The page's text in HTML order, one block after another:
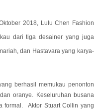
2018, Lulu Chen Fashion
dari tiga desainer yang juga
dan Hastavara yang karya-
berhasil memukau penonton
oranye. Keseluruhan busana
formal. Aktor Stuart Collin yang